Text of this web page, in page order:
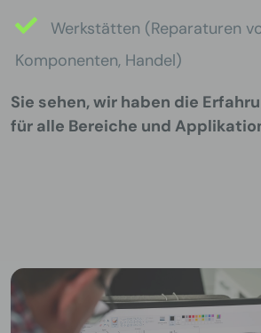
Werkstätten (Reparaturen
Komponenten, Handel)
Sie sehen, wir haben die
für alle Bereiche und